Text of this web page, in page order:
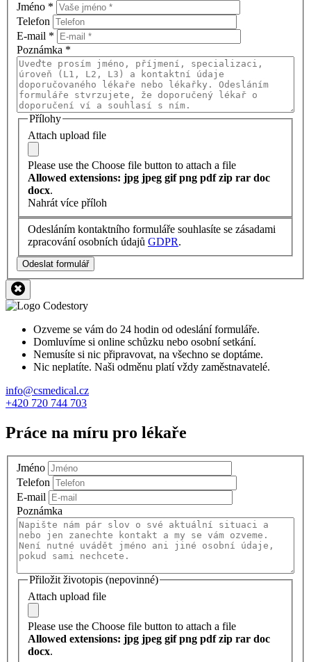
Jméno *
Telefon
E-mail *
Poznámka *
Přílohy
Attach upload file
Please use the Choose file button to attach a file
Allowed extensions: jpg jpeg gif png pdf zip rar doc
docx.
Nahrát více příloh
Odesláním kontaktního formuláře souhlasíte se zásadami
zpracování osobních údajů GDPR.
Odeslat formulář
Ozveme se vám do 24 hodin od odeslání formuláře.
Domluvíme si online schůzku nebo osobní setkání.
Nemusíte si nic připravovat, na všechno se doptáme.
Nic neplatíte. Naši odměnu platí vždy zaměstnavatelé.
info@csmedical.cz
+420 720 744 703
Práce na míru pro lékaře
Jméno
Telefon
E-mail
Poznámka
Přiložit životopis (nepovinné)
Attach upload file
Please use the Choose file button to attach a file
Allowed extensions: jpg jpeg gif png pdf zip rar doc
docx.